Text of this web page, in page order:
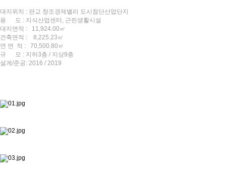
대지위치 : 판교 창조경제밸리 도시첨단산업단지
용 도 : 지식산업센터, 근린생활시설
대지면적 : 11,924.00㎡
건축면적 : 8,225.23㎡
연 면 적 : 70,500.80㎡
규 모 : 지하3층 / 지상9층
설계/준공: 2016 / 2019